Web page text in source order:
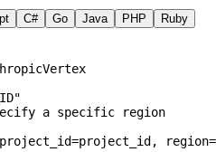
C# Go Java PHP Ruby
a specific region
project_id=project_id, region=